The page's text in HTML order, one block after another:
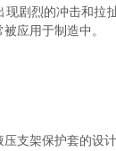
烈的冲击和拉扯
应用于制造中。
架保护套的设计